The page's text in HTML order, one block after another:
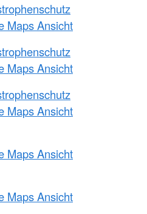
Maps Ansicht
Maps Ansicht
Maps Ansicht
Maps Ansicht
Maps Ansicht